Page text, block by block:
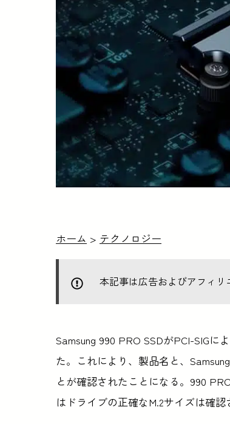
ホーム > テクノロジー
本記事は広告およびアフィリ
Samsung 990 PRO SSDがPCI-SIG
た。これにより、製品名と、
とが確認されたことになる。990
はドライブの正確なM.2サイズは確認